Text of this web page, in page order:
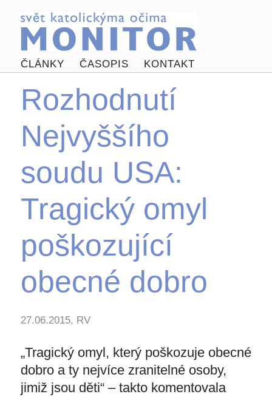
ČLÁNKY ČASOPIS KONTAKT
Rozhodnutí
Nejvyššího
soudu USA:
Tragický omyl
poškozující
obecné dobro
27.06.2015, RV
„Tragický omyl, který poškozuje obecné
dobro a ty nejvíce zranitelné osoby,
jimiž jsou děti“ – takto komentovala